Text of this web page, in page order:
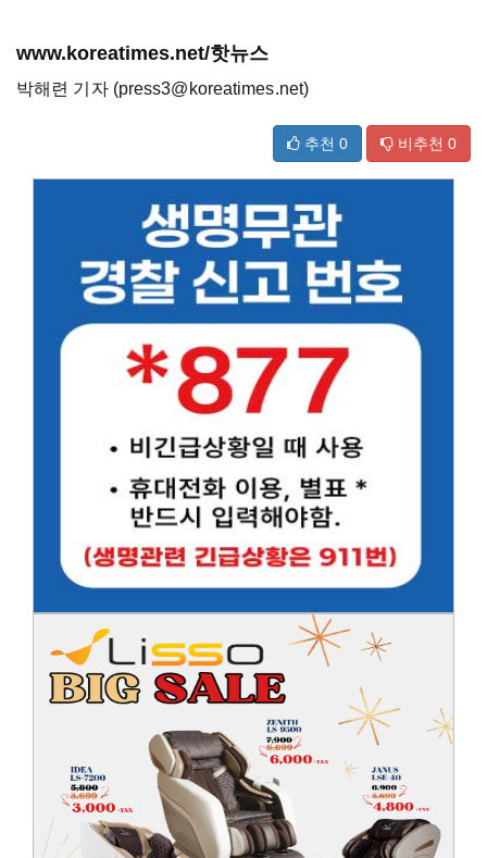
www.koreatimes.net/핫뉴스
박해련 기자 (press3@koreatimes.net)
추천 0 비추천 0